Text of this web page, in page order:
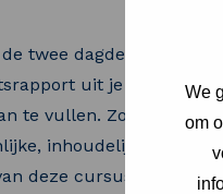
We
om
twee dagdelen ga je
uit je eigen
te vullen. Zo breng je
inhoudelijke
deze cursus bezitten